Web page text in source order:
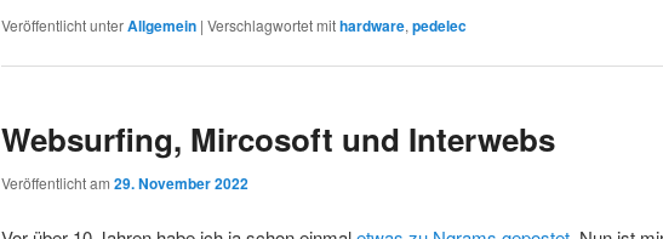
Veröffentlicht unterAllgemein | Verschlagwortet mithardware, pedelec
Websurfing, Mircosoft und Interwebs
Veröffentlicht am 29. November 2022